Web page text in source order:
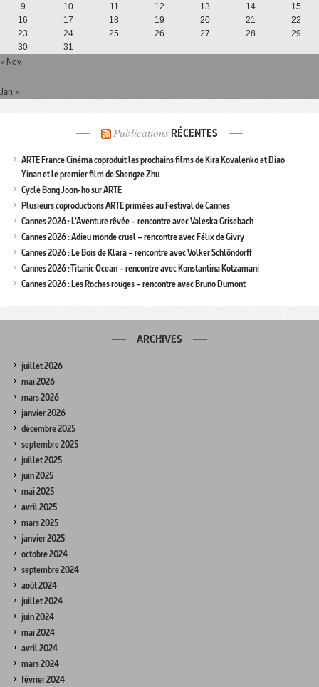
9 10 11 12 13 14
15
16
17 18 19 20 21
22
23
24 25 26 27 28
29
30
31
« Nov
Jan »
Publications RÉCENTES
ARTE France Cinéma coproduit les prochains films de Kira Kovalenko et Diao
Yinan et le premier film de Shengze Zhu
Cycle Bong Joon-ho sur ARTE
Plusieurs coproductions ARTE primées au Festival de Cannes
Cannes 2026 : L’Aventure rêvée – rencontre avec Valeska Grisebach
Cannes 2026 : Adieu monde cruel – rencontre avec Félix de Givry
Cannes 2026 : Le Bois de Klara – rencontre avec Volker Schlöndorff
Cannes 2026 : Titanic Ocean – rencontre avec Konstantina Kotzamani
Cannes 2026 : Les Roches rouges – rencontre avec Bruno Dumont
ARCHIVES
juillet 2026
mai 2026
mars 2026
janvier 2026
décembre 2025
septembre 2025
juillet 2025
juin 2025
mai 2025
avril 2025
mars 2025
janvier 2025
octobre 2024
septembre 2024
août 2024
juillet 2024
juin 2024
mai 2024
avril 2024
mars 2024
février 2024